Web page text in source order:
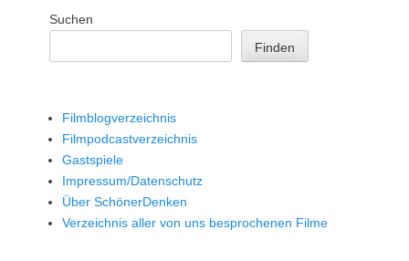
Suchen
Finden
Filmblogverzeichnis
Filmpodcastverzeichnis
Gastspiele
Impressum/Datenschutz
Über SchönerDenken
Verzeichnis aller von uns besprochenen Filme